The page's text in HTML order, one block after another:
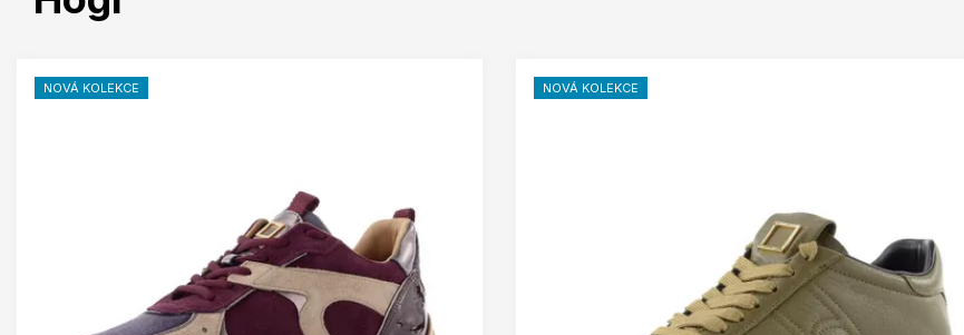
NOVÁ KOLEKCE NOVÁ KOLEKCE